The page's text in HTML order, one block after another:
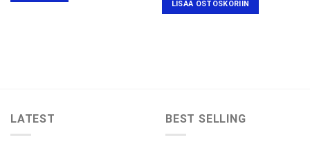
LISÄÄ OSTOSKORIIN
LATEST BEST SELLING